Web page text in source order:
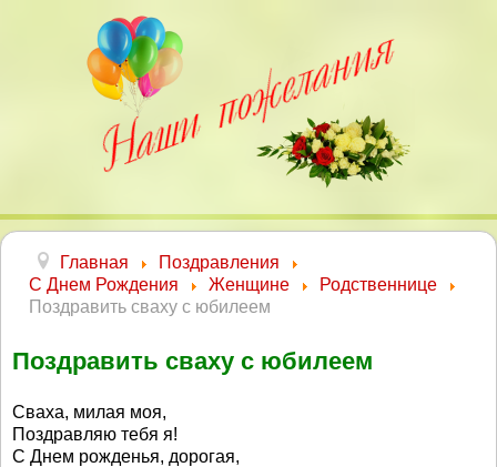
Главная
Поздравления
С Днем Рождения
Женщине
Родственнице
Поздравить сваху с юбилеем
Поздравить сваху с юбилеем
Сваха, милая моя,
Поздравляю тебя я!
С Днем рожденья, дорогая,